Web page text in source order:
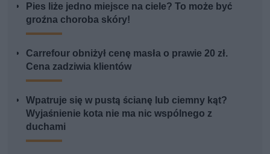
Pies liże jedno miejsce na ciele? To może być
groźna choroba skóry!
Carrefour obniżył cenę masła o prawie 20 zł.
Cena zadziwia klientów
Wpatruje się w pustą ścianę lub ciemny kąt?
Wyjaśnienie kota nie ma nic wspólnego z
duchami